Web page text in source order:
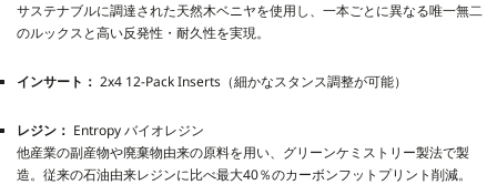
サステナブルに調達された天然木ベニヤを使用し、一本ごとに異なる唯一無二
のルックスと高い反発性・耐久性を実現。
インサート： 2x4 12-Pack Inserts（細かなスタンス調整が可能）
レジン： Entropy バイオレジン
他産業の副産物や廃棄物由来の原料を用い、グリーンケミストリー製法で製
造。従来の石油由来レジンに比べ最大40％のカーボンフットプリント削減。